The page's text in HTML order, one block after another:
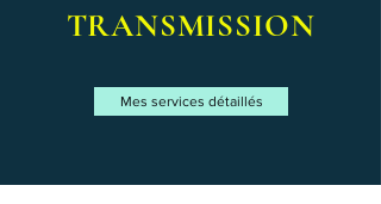
TRANSMISSION
Mes services détaillés